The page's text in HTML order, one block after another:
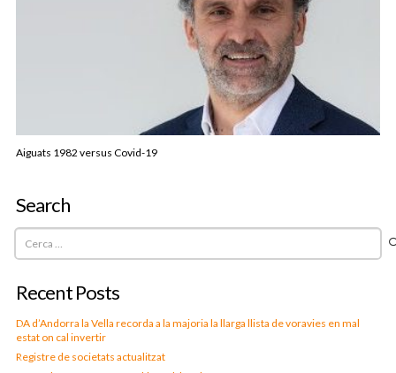
Aiguats 1982 versus Covid-19
Search
Cerca:
Recent Posts
DA d’Andorra la Vella recorda a la majoria la llarga llista de voravies en mal
estat on cal invertir
Registre de societats actualitzat